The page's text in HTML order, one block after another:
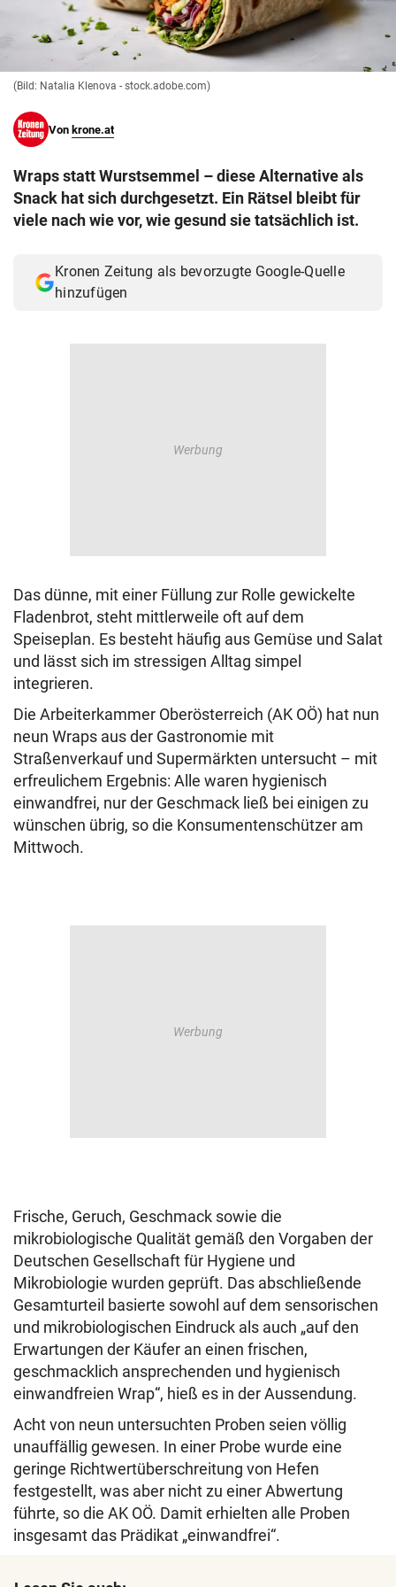
© Krone Multimedia GmbH & Co KG 2026
Muthgasse 2, 1190 Wien
(Bild: Natalia Klenova - stock.adobe.com)
Von krone.at
Wraps statt Wurstsemmel – diese Alternative als
Snack hat sich durchgesetzt. Ein Rätsel bleibt für
viele nach wie vor, wie gesund sie tatsächlich ist.
Kronen Zeitung als bevorzugte Google-Quelle
hinzufügen
Das dünne, mit einer Füllung zur Rolle gewickelte
Fladenbrot, steht mittlerweile oft auf dem
Speiseplan. Es besteht häufig aus Gemüse und Salat
und lässt sich im stressigen Alltag simpel
integrieren.
Die Arbeiterkammer Oberösterreich (AK OÖ) hat nun
neun Wraps aus der Gastronomie mit
Straßenverkauf und Supermärkten untersucht – mit
erfreulichem Ergebnis: Alle waren hygienisch
einwandfrei, nur der Geschmack ließ bei einigen zu
wünschen übrig, so die Konsumentenschützer am
Mittwoch.
Frische, Geruch, Geschmack sowie die
mikrobiologische Qualität gemäß den Vorgaben der
Deutschen Gesellschaft für Hygiene und
Mikrobiologie wurden geprüft. Das abschließende
Gesamturteil basierte sowohl auf dem sensorischen
und mikrobiologischen Eindruck als auch „auf den
Erwartungen der Käufer an einen frischen,
geschmacklich ansprechenden und hygienisch
einwandfreien Wrap“, hieß es in der Aussendung.
Acht von neun untersuchten Proben seien völlig
unauffällig gewesen. In einer Probe wurde eine
geringe Richtwertüberschreitung von Hefen
festgestellt, was aber nicht zu einer Abwertung
führte, so die AK OÖ. Damit erhielten alle Proben
insgesamt das Prädikat „einwandfrei“.